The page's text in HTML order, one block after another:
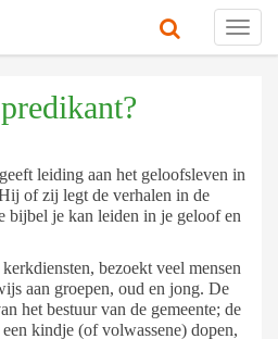
leiding aan het geloofsleven in
of zij legt de verhalen in de
bijbel je kan leiden in je geloof en
bezoekt veel mensen
aan groepen, oud en jong. De
het bestuur van de gemeente; de
kindje (of volwassene) dopen,